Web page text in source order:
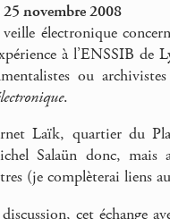
novembre 2008
électronique
à l’ENSSIB
ou
.
Laïk, quartier du
Salaün donc,
(je complèterai liens
cet échange